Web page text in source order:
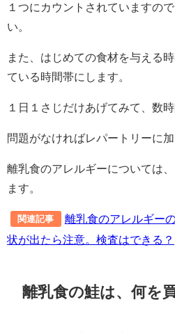
１つにカウントされていますの
い。
また、はじめての食材を与える
ている時間帯にします。
１日１さじだけあげてみて、数
問題がなければレパートリーに
離乳食のアレルギーについては
ます。
関連記事
離乳食のアレルギー
状が出たら注意。検査はできる？
離乳食の鮭は、何を